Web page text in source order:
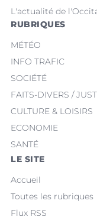
L'actualité de
RUBRIQUES
MÉTÉO
INFO TRAFIC
SOCIÉTÉ
FAITS-DIVERS /
CULTURE & LOISIRS
ECONOMIE
SANTÉ
LE SITE
Accueil
Toutes les rubriques
Flux RSS